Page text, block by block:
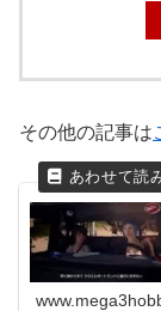
その他の記事は